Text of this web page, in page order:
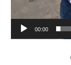
00:00